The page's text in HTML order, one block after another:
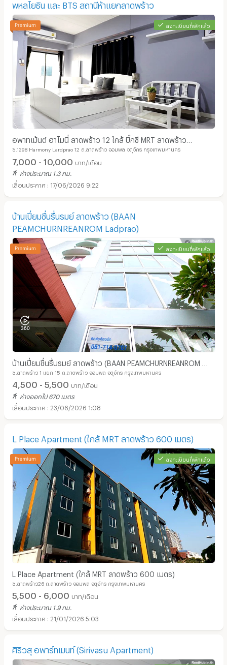
พหลโยธิน และ BTS สถานีห้าแยกลาดพร้าว
ลงทะเบียนที่พักแล้ว
อพาทเม้นต์ ฮาโมนี่ ลาดพร้าว 12 ใกล้ บิ๊กซี MRT ลาดพร้าว
พหลโยธิน และ BTS สถานีห้าแยกลาดพร้าว
ซ.1298 Harmony Lardprao 12 ถ.ลาดพร้าว จอมพล จตุจักร กรุงเทพมหานคร
7,000 - 10,000 บาท/เดือน
ห่างประมาณ 1.3 กม.
17/06/2026 9:22
บ้านเปี่ยมชื่นรื่นรมย์ ลาดพร้าว (BAAN
PEAMCHURNREANROM ​Ladprao)
ลงทะเบียนที่พักแล้ว
บ้านเปี่ยมชื่นรื่นรมย์ ลาดพร้าว (BAAN PEAMCHURNREANROM ​
Ladprao)
ซ.ลาดพร้าว 1 แยก 15 ถ.ลาดพร้าว จอมพล จตุจักร กรุงเทพมหานคร
4,500 - 5,500 บาท/เดือน
ห่างออกไป 670 เมตร
23/06/2026 1:08
L Place Apartment (ใกล้ MRT ลาดพร้าว 600 เมตร)
ลงทะเบียนที่พักแล้ว
L Place Apartment (ใกล้ MRT ลาดพร้าว 600 เมตร)
ซ.ลาดพร้าว26 ถ.ลาดพร้าว จอมพล จตุจักร กรุงเทพมหานคร
5,500 - 6,000 บาท/เดือน
ห่างประมาณ 1.9 กม.
21/01/2026 5:03
ศิริวสุ อพาร์ทเมนท์ (Sirivasu Apartment)